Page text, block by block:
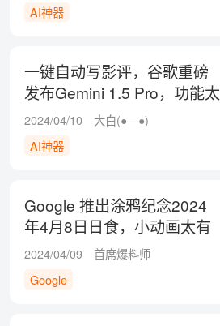
AI神器
一键自动写影评，谷歌重磅
发布Gemini 1.5 Pro，功能太
强大了吧？
2024/04/10
大白(●—●)
AI神器
Google 推出涂鸦纪念2024
年4月8日日食，小动画太有
趣了，你喜欢吗？
2024/04/09
首席爆料师
Google